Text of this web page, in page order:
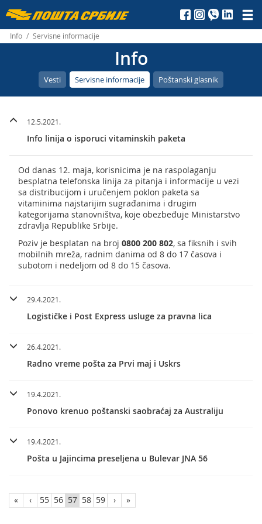
Пошта
Србије
д.о.о.
Info / Servisne informacije
Info
Vesti Servisne informacije Poštanski glasnik
12.5.2021.
Info linija o isporuci vitaminskih paketa
Od danas 12. maja, korisnicima je na raspolaganju
besplatna telefonska linija za pitanja i informacije u vezi
sa distribucijom i uručenjem poklon paketa sa
vitaminima najstarijim sugrađanima i drugim
kategorijama stanovništva, koje obezbeđuje Ministarstvo
zdravlja Republike Srbije.
Poziv je besplatan na broj 0800 200 802, sa fiksnih i svih
mobilnih mreža, radnim danima od 8 do 17 časova i
subotom i nedeljom od 8 do 15 časova.
29.4.2021.
Logističke i Post Express usluge za pravna lica
26.4.2021.
Radno vreme pošta za Prvi maj i Uskrs
19.4.2021.
Ponovo krenuo poštanski saobraćaj za Australiju
19.4.2021.
Pošta u Jajincima preseljena u Bulevar JNA 56
« ‹ 55 56 57 58 59 › »